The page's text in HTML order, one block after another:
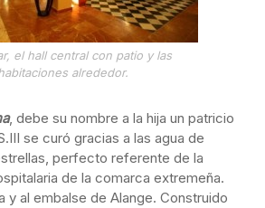
el hall central con patio y las
alrededor.
, debe su nombre a la hija un patricio
se curó gracias a las agua de
perfecto referente de la
de la comarca extremeña.
y al embalse de Alange. Construido